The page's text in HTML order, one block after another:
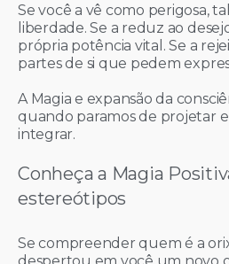
Se você a vê como perigosa,
liberdade. Se a reduz ao
própria potência vital. Se a
partes de si que pedem
A Magia e expansão da
quando paramos de projetar
integrar.
Conheça a Magia
estereótipos
Se compreender quem é a